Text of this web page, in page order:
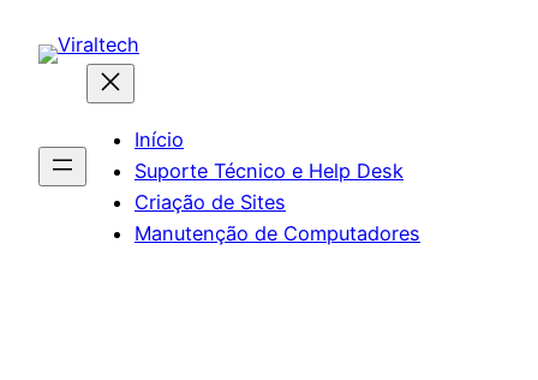
para
Início
Suporte Técnico e Help Desk
Criação de Sites
Manutenção de Computadores